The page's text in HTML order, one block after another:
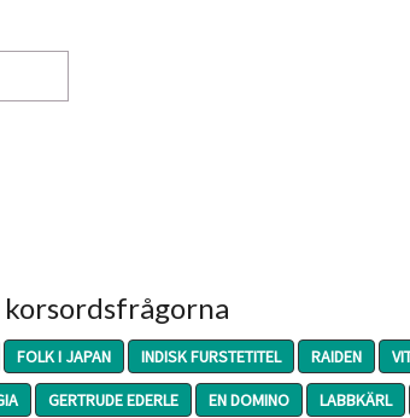
korsordsfrågorna
FOLK I JAPAN INDISK FURSTETITEL RAIDEN
GERTRUDE EDERLE EN DOMINO LABBKÄRL